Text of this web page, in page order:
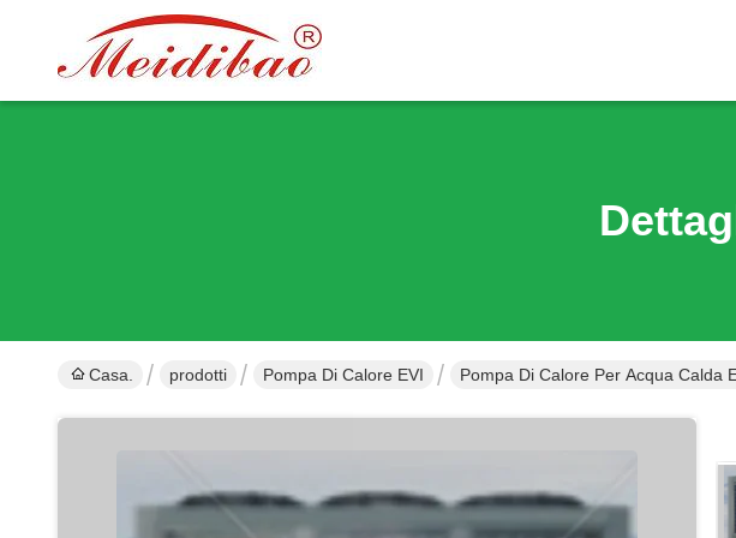
Casa. prodotti Pompa Di Calore EVI Pompa Di Calore Per Acqua Calda